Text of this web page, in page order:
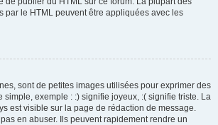
par le HTML peuvent être appliquées avec les
sont de petites images utilisées pour exprimer des
simple, exemple : :) signifie joyeux, :( signifie triste. La
est visible sur la page de rédaction de message.
en abuser. Ils peuvent rapidement rendre un